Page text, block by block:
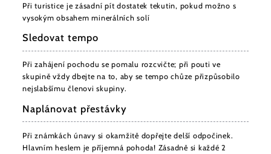
Při turistice je zásadní pít dostatek tekutin, pokud možno s
vysokým obsahem minerálních solí
Sledovat tempo
Při zahájení pochodu se pomalu rozcvičte; při pouti ve
skupině vždy dbejte na to, aby se tempo chůze přizpůsobilo
nejslabšímu členovi skupiny.
Naplánovat přestávky
Při známkách únavy si okamžitě dopřejte delší odpočinek.
Hlavním heslem je příjemná pohoda! Zásadně si každé 2